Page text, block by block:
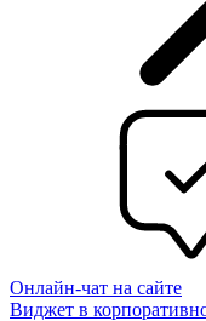
Онлайн-чат на сайте
Виджет в